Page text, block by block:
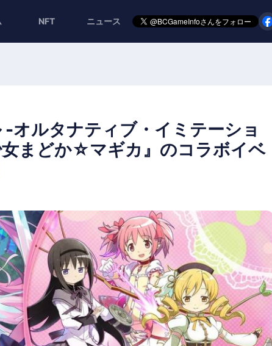
NFT ニュース
-オルタナティブ・イミテーショ
まどか☆マギカ』のコラボイベ